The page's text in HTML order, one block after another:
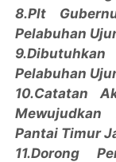
8.Plt
Pelabuhan
Pelabuhan
10.Catatan
Pantai Timur
11.Dorong